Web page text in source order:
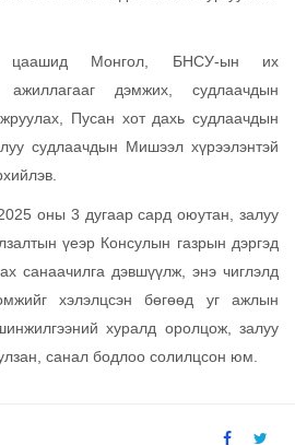
цаашид Монгол, БНСУ-ын их
ажиллагааг дэмжих, судлаачдын
Пусан хот дахь судлаачдын
судлаачдын Мишээл хүрээлэнтэй
оны 3 дугаар сард оюутан, залуу
үеэр Консулын газрын дэргэд
санаачилга дэвшүүлж, энэ чиглэлд
хэлэлцсэн бөгөөд уг ажлын
хуралд оролцож, залуу
санал бодлоо солилцсон юм.